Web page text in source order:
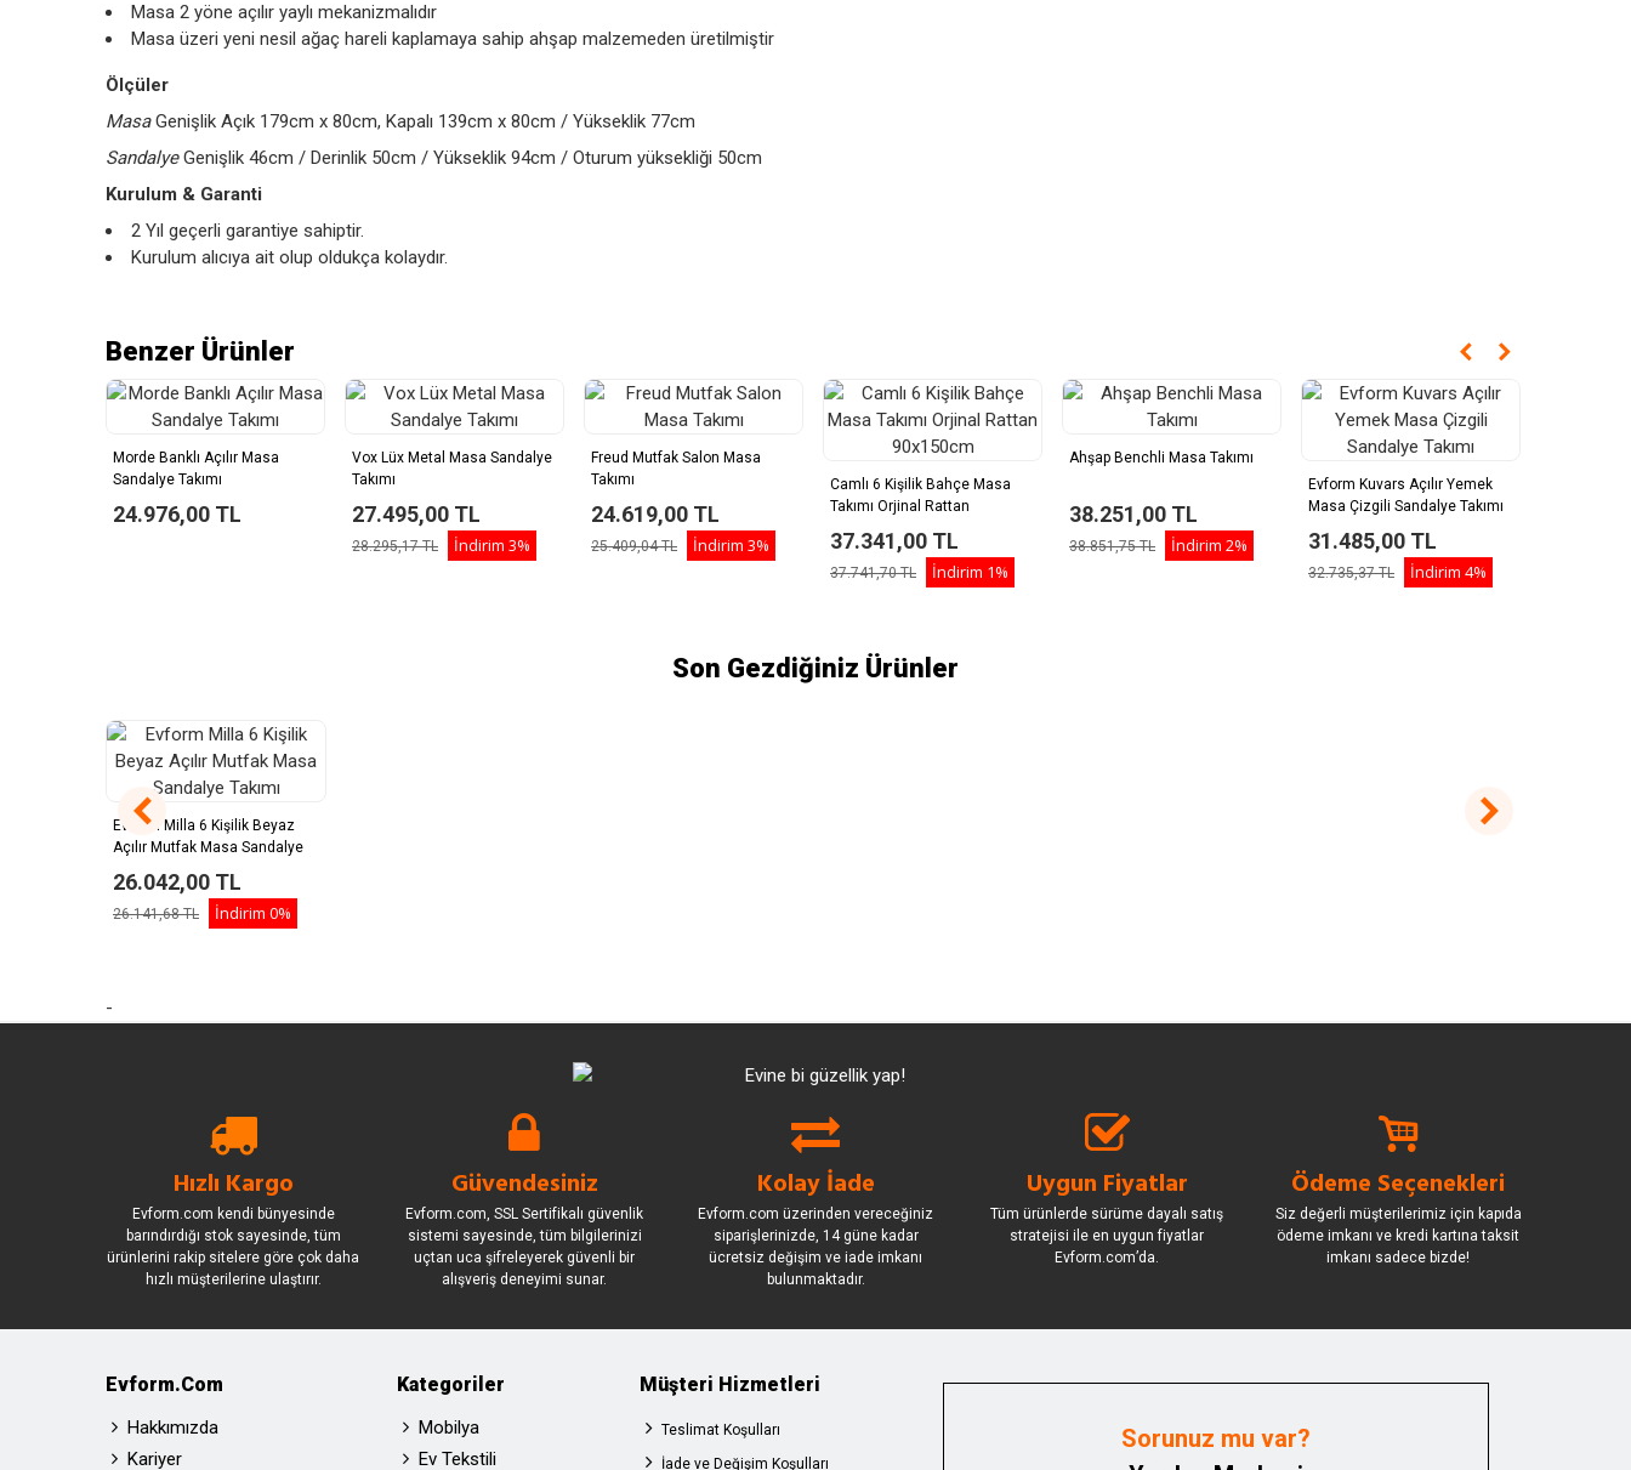
Masa 2 yöne açılır yaylı mekanizmalıdır
Masa üzeri yeni nesil ağaç hareli kaplamaya sahip ahşap malzemeden üretilmiştir
Ölçüler
MasaGenişlik Açık 179cm x 80cm, Kapalı 139cm x 80cm / Yükseklik 77cm
SandalyeGenişlik 46cm / Derinlik 50cm / Yükseklik 94cm / Oturum yüksekliği 50cm
Kurulum & Garanti
2 Yıl geçerli garantiye sahiptir.
Kurulum alıcıya ait olup oldukça kolaydır.
Benzer Ürünler
Morde Banklı Açılır Masa
Sandalye Takımı
24.976,00 TL
Vox Lüx Metal Masa Sandalye
Takımı
27.495,00 TL
28.295,17 TL İndirim 3%
Freud Mutfak Salon Masa
Takımı
24.619,00 TL
25.409,04 TL İndirim 3%
Camlı 6 Kişilik Bahçe Masa
Takımı Orjinal Rattan
37.341,00 TL
37.741,70 TL İndirim 1%
Ahşap Benchli Masa Takımı
38.251,00 TL
38.851,75 TL İndirim 2%
Evform Kuvars Açılır Yemek
Masa Çizgili Sandalye Takımı
31.485,00 TL
32.735,37 TL İndirim 4%
Son Gezdiğiniz Ürünler
Evform Milla 6 Kişilik Beyaz
Açılır Mutfak Masa Sandalye
26.042,00 TL
26.141,68 TL İndirim 0%
-
Hızlı Kargo
Evform.com kendi bünyesinde
barındırdığı stok sayesinde, tüm
ürünlerini rakip sitelere göre çok daha
hızlı müşterilerine ulaştırır.
Güvendesiniz
Evform.com, SSL Sertifikalı güvenlik
sistemi sayesinde, tüm bilgilerinizi
uçtan uca şifreleyerek güvenli bir
alışveriş deneyimi sunar.
Kolay İade
Evform.com üzerinden vereceğiniz
siparişlerinizde, 14 güne kadar
ücretsiz değişim ve iade imkanı
bulunmaktadır.
Uygun Fiyatlar
Tüm ürünlerde sürüme dayalı satış
stratejisi ile en uygun fiyatlar
Evform.com’da.
Ödeme Seçenekleri
Siz değerli müşterilerimiz için kapıda
ödeme imkanı ve kredi kartına taksit
imkanı sadece bizde!
Evform.com
Hakkımızda
Kariyer
Kategoriler
Mobilya
Ev Tekstili
Müşteri Hizmetleri
Teslimat Koşulları
İade ve Değişim Koşulları
Sorunuz mu var?